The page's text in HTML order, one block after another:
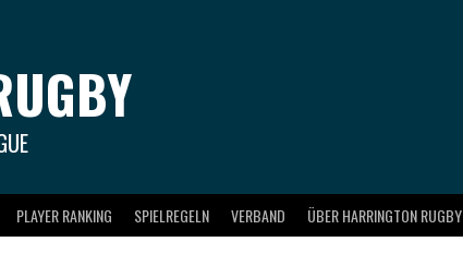
PLAYER RANKING SPIELREGELN VERBAND ÜBER HARRINGTON RUGBY